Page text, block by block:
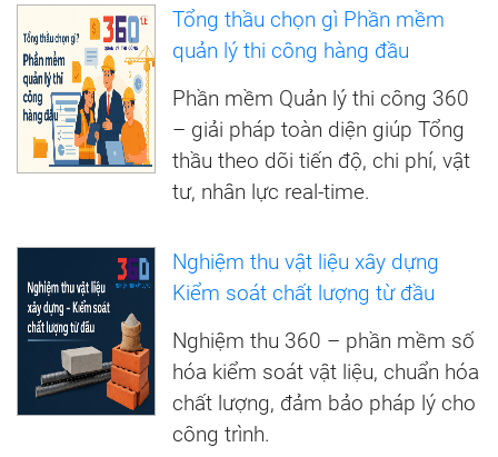
Tổng thầu chọn gì Phần mềm
quản lý thi công hàng đầu
Phần mềm Quản lý thi công 360
– giải pháp toàn diện giúp Tổng
thầu theo dõi tiến độ, chi phí, vật
tư, nhân lực real-time.
Nghiệm thu vật liệu xây dựng
Kiểm soát chất lượng từ đầu
Nghiệm thu 360 – phần mềm số
hóa kiểm soát vật liệu, chuẩn hóa
chất lượng, đảm bảo pháp lý cho
công trình.